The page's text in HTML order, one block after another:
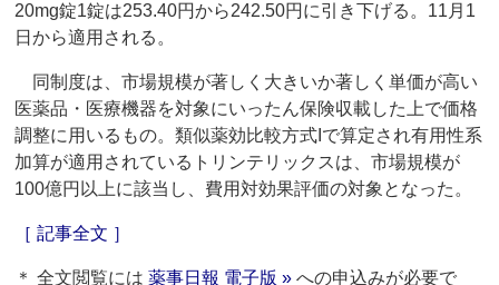
20mg錠1錠は253.40円から242.50円に引き下げる。11月1
日から適用される。
同制度は、市場規模が著しく大きいか著しく単価が高い
医薬品・医療機器を対象にいったん保険収載した上で価格
調整に用いるもの。類似薬効比較方式Iで算定され有用性系
加算が適用されているトリンテリックスは、市場規模が
100億円以上に該当し、費用対効果評価の対象となった。
［ 記事全文 ］
＊ 全文閲覧には薬事日報 電子版 » への申込みが必要で